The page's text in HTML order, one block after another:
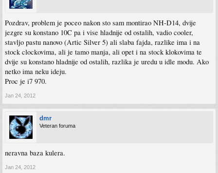
Pozdrav, problem je poceo nakon sto sam montirao NH-D14, dvije
jezgre su konstano 10C pa i vise hladnije od ostalih, vadio cooler,
stavljo pastu nanovo (Artic Silver 5) ali slaba fajda, razlike ima i na
stock clockovima, ali je tamo manja, ali opet i na stock klokovima te
dvije su konstano hladnije od ostalih, razlika je uredu u idle modu. Ako
netko ima neku ideju.
Proc je i7 970.
Jan 24, 2012
dmr
Veteran foruma
neravna baza kulera.
Jan 24, 2012